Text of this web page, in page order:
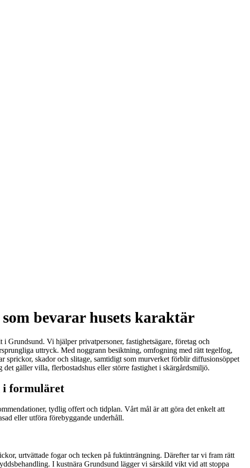
bevarar husets karaktär
Grundsund. Vi hjälper privatpersoner, fastighetsägare, företag och
uttryck. Med noggrann besiktning, omfogning med rätt tegelfog,
sprickor, skador och slitage, samtidigt som murverket förblir diffusionsöppet
gäller villa, flerbostadshus eller större fastighet i skärgårdsmiljö.
i formuläret
tydlig offert och tidplan. Vårt mål är att göra det enkelt att
eller utföra förebyggande underhåll.
urtvättade fogar och tecken på fuktinträngning. Därefter tar vi fram rätt
I kustnära Grundsund lägger vi särskild vikt vid att stoppa